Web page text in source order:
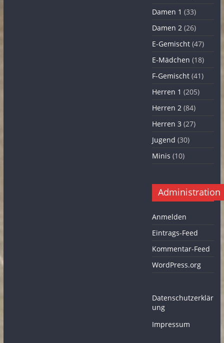
Damen 1 (33)
Damen 2 (26)
E-Gemischt (47)
E-Mädchen (18)
F-Gemischt (41)
Herren 1 (205)
Herren 2 (84)
Herren 3 (27)
Jugend (30)
Minis (10)
Administration
Anmelden
Eintrags-Feed
Kommentar-Feed
WordPress.org
Datenschutzerklär
ung
Impressum